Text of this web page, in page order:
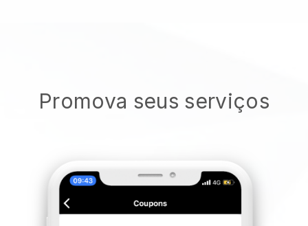
Promova seus serviços